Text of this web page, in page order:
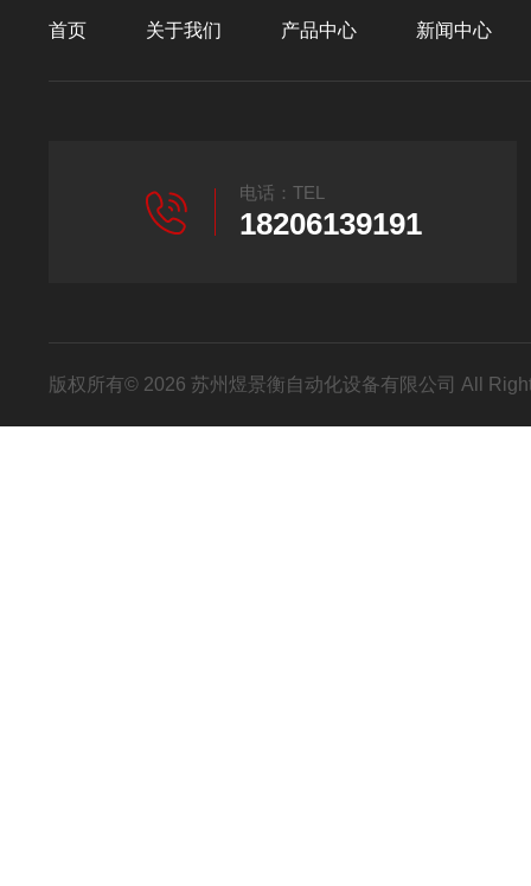
首页 关于我们 产品中心 新闻中心
电话：TEL
18206139191
版权所有© 2026 苏州煜景衡自动化设备有限公司 All